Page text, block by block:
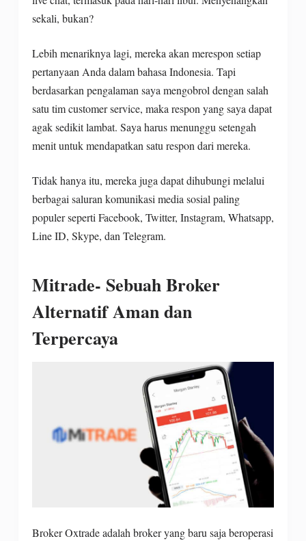
sekali, bukan?
Lebih menariknya lagi, mereka akan merespon setiap
pertanyaan Anda dalam bahasa Indonesia. Tapi
berdasarkan pengalaman saya mengobrol dengan salah
satu tim customer service, maka respon yang saya dapat
agak sedikit lambat. Saya harus menunggu setengah
menit untuk mendapatkan satu respon dari mereka.
Tidak hanya itu, mereka juga dapat dihubungi melalui
berbagai saluran komunikasi media sosial paling
populer seperti Facebook, Twitter, Instagram, Whatsapp,
Line ID, Skype, dan Telegram.
Mitrade- Sebuah Broker
Alternatif Aman dan
Terpercaya
Broker Oxtrade adalah broker yang baru saja beroperasi